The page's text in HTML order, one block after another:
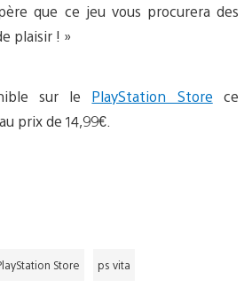
que ce jeu vous procurera des
plaisir ! »
sur le PlayStation Store ce
prix de 14,99€.
Store ps vita